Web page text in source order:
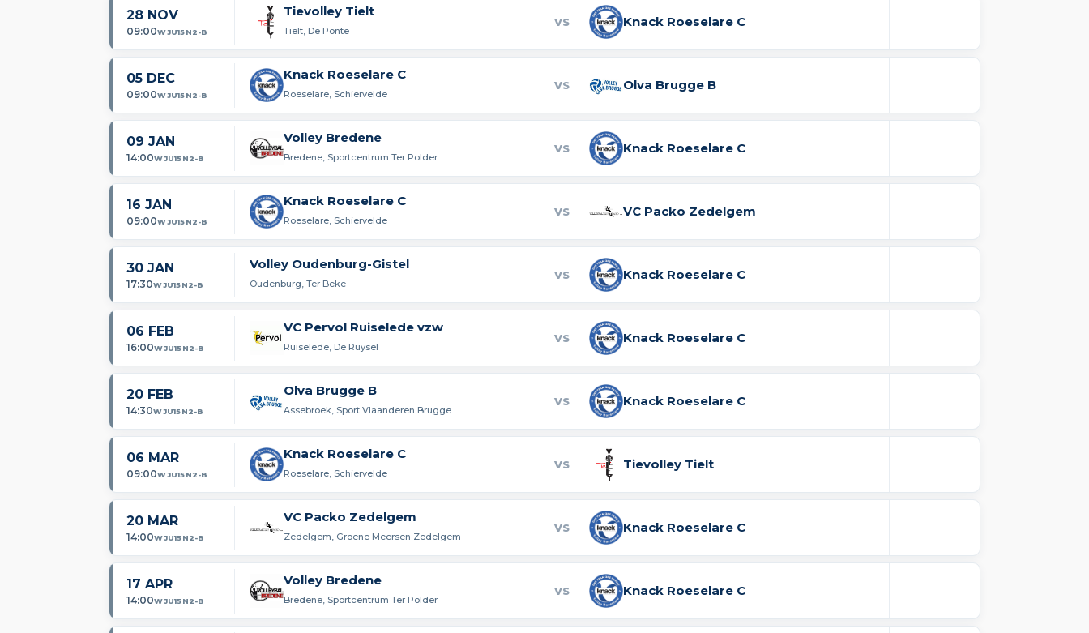
28 NOV
09:00WJU15N2-B
Tievolley Tielt
Tielt, De Ponte
VS Knack Roeselare C
05 DEC
09:00WJU15N2-B
Knack Roeselare C
Roeselare, Schiervelde
VS Olva Brugge B
09 JAN
14:00WJU15N2-B
Volley Bredene
Bredene, Sportcentrum Ter Polder
VS Knack Roeselare C
16 JAN
09:00WJU15N2-B
Knack Roeselare C
Roeselare, Schiervelde
VS VC Packo Zedelgem
30 JAN
17:30WJU15N2-B
Volley Oudenburg-Gistel
Oudenburg, Ter Beke
VS Knack Roeselare C
06 FEB
16:00WJU15N2-B
VC Pervol Ruiselede vzw
Ruiselede, De Ruysel
VS Knack Roeselare C
20 FEB
14:30WJU15N2-B
Olva Brugge B
Assebroek, Sport Vlaanderen Brugge
VS Knack Roeselare C
06 MAR
09:00WJU15N2-B
Knack Roeselare C
Roeselare, Schiervelde
VS Tievolley Tielt
20 MAR
14:00WJU15N2-B
VC Packo Zedelgem
Zedelgem, Groene Meersen Zedelgem
VS Knack Roeselare C
17 APR
14:00WJU15N2-B
Volley Bredene
Bredene, Sportcentrum Ter Polder
VS Knack Roeselare C